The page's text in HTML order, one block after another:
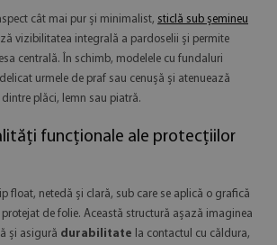
cât mai pur și minimalist, sticlă sub șemineu
vizibilitatea integrală a pardoselii și permite
centrală. În schimb, modelele cu fundaluri
urmele de praf sau cenușă și atenuează
plăci, lemn sau piatră.
funcționale ale protecțiilor
float, netedă și clară, sub care se aplică o grafică
de folie. Această structură așază imaginea
și asigură durabilitate la contactul cu căldura,